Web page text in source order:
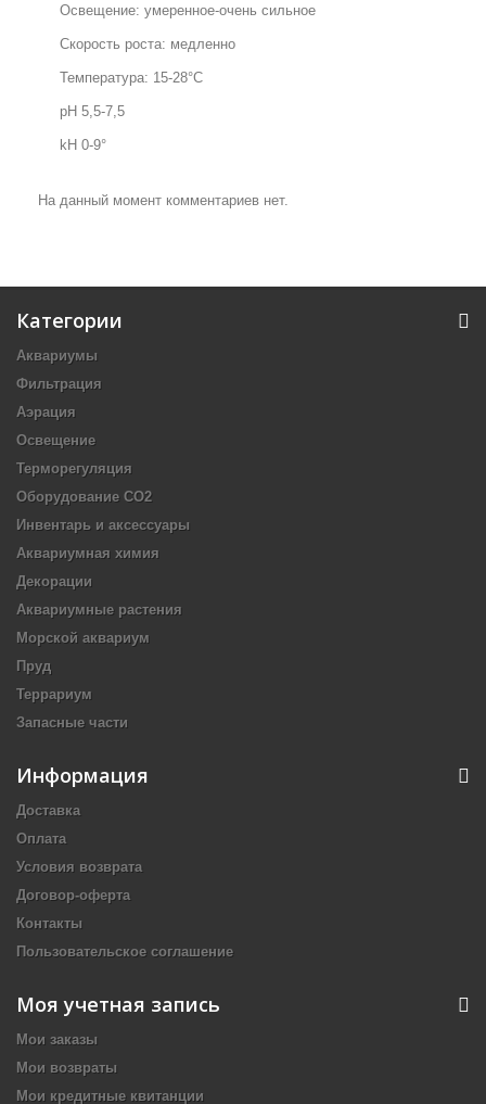
Освещение: умеренное-очень сильное
Скорость роста: медленно
Температура: 15-28°С
pH 5,5-7,5
kH 0-9°
На данный момент комментариев нет.
Категории
Аквариумы
Фильтрация
Аэрация
Освещение
Терморегуляция
Оборудование CO2
Инвентарь и аксессуары
Аквариумная химия
Декорации
Аквариумные растения
Морской аквариум
Пруд
Террариум
Запасные части
Информация
Доставка
Оплата
Условия возврата
Договор-оферта
Контакты
Пользовательское соглашение
Моя учетная запись
Мои заказы
Мои возвраты
Мои кредитные квитанции